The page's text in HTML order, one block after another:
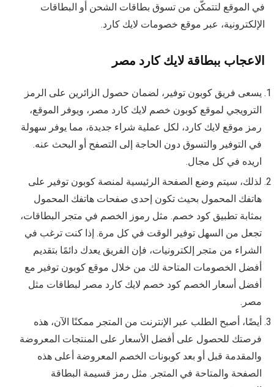
في الموقع لتتمكّن من تسوق بطاقات الشحن أو البطاقات
الإلكترونية، عبر موقع خصومات لايك كارد.
الاعجاب ببطاقة لايك كارد مصر
يسعى فريق كوبون توفير، لضمان حصول الزائرين على الرمز
الترويجي لموقع كوبون خصم لايك كارد مصر، ويوفر الموقع،
رمز موقع لايك كارد، لكل عملية شراء جديدة، مما يوفر سهولة
في التوفير والتسوق دون الحاجة إلى التصفح أو البحث عنه.
اريده في كل مجال.
لذلك، سيتم وضع الصفحة الرئيسية لمنصة كوبون توفير على
هاتفك المحمول بحيث تكون إحدى صفحات هاتفك المحمول
بمثابة تطبيق كود خصم. مثل رموز الخصم في متجر البطاقات،
تجعل من السهل توفير الوقت في كل مرة. إذا كنت ترغب في
الشراء من متجر إلكترونيات، فإن الفريق يعدك دائمًا بتقديم
أفضل الخصومات المتاحة لك من خلال موقع كوبون توفير مع
أفضل أسعار الخصم كود خصم لايك كارد مصر لبطاقات مثل
مصر.
أيضًا، أصبح الطلب عبر الإنترنت من المتجر ممكنًا الآن، هذه
فرصتك للحصول على أفضل الأسعار على المنتجات المعروضة
والمقدمة قبل أو بعد كوبونات الخصم المعروضة أعلى هذه
الصفحة والمتاحة في المتجر. مثل رمز قسيمة البطاقة